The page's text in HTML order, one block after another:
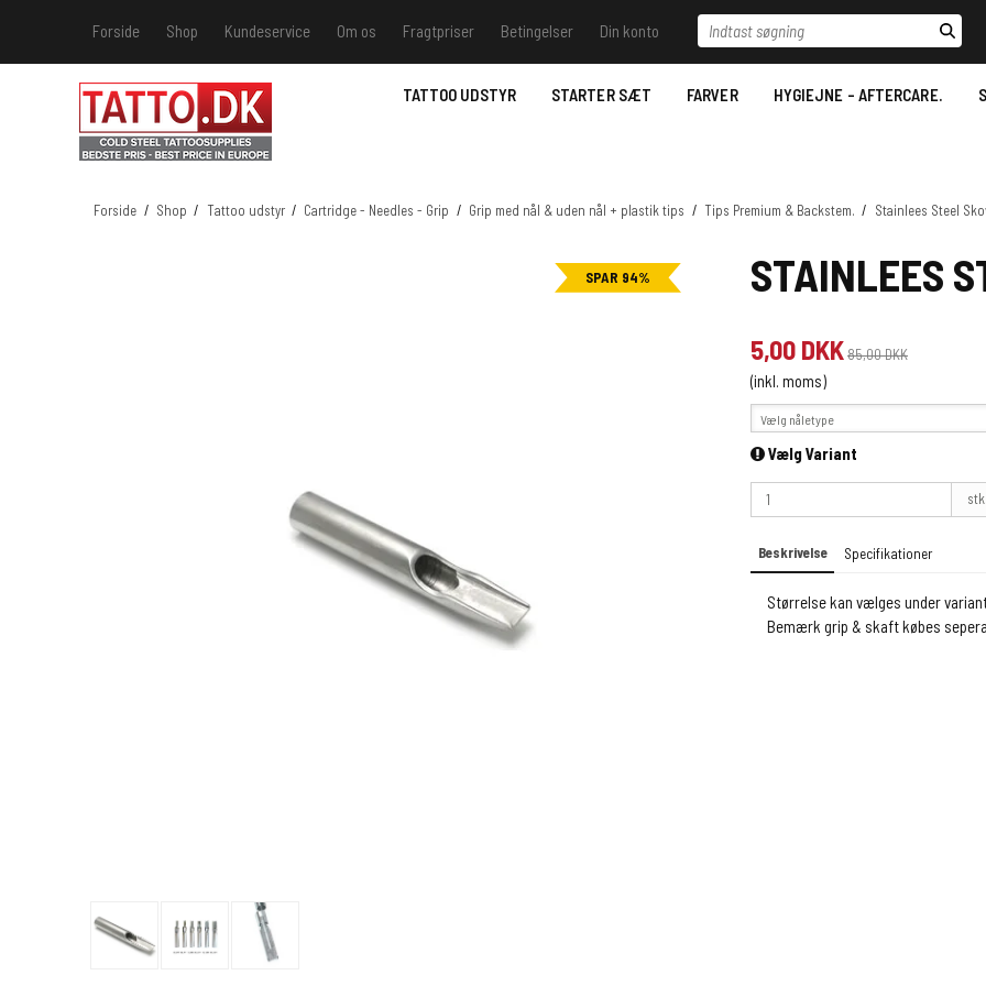
Forside Shop
Kundeservice
Kundeservice
Hvis du vil vide - Ring til os.
MSDS - Desinfektion/Hygiejne
MSDS - Datablade for REACH
MSDS Just Ink.
Om os Fragtpriser
Betingelser
Betingelser
Samtykkeerklæring til
behandling af
Betaling- Payment.
Fortrydelsesret
Din konto
Log ind
Indtast søgning
TATTOO UDSTYR STARTER SÆT FARVER HYGIEJNE - AFTERCARE.
Forside / Shop / Tattoo udstyr / Cartridge - Needles - Grip / Grip med nål & uden nål + plastik tips / Tips Premium & Backstem. / Stainlees Steel
SPAR 94% STAINLEES
5,00 DKK85,00 DKK
(inkl. moms)
Vælg nåletype
Vælg Variant
stk.
Beskrivelse Specifikationer
Størrelse kan vælges under
Bemærk grip & skaft købes